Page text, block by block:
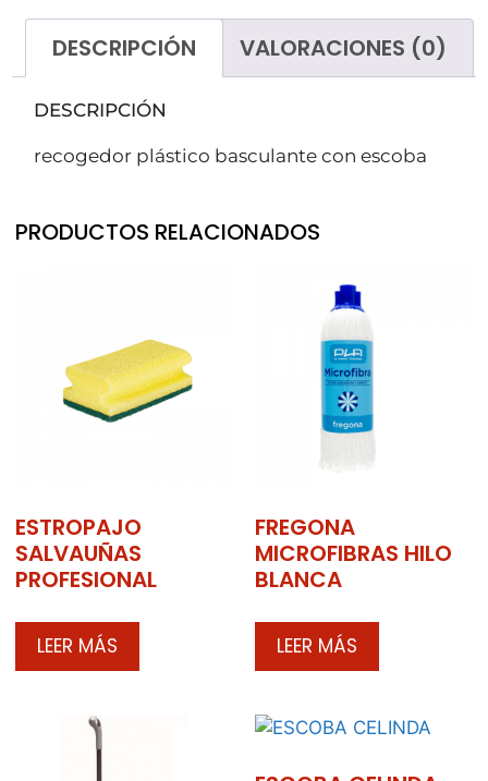
DESCRIPCIÓN VALORACIONES (0)
DESCRIPCIÓN
recogedor plástico basculante con escoba
PRODUCTOS RELACIONADOS
ESTROPAJO
SALVAUÑAS
PROFESIONAL
LEER MÁS
FREGONA
MICROFIBRAS HILO
BLANCA
LEER MÁS